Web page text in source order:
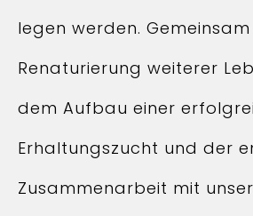
legen werden.
Renaturierung weiterer
dem Aufbau einer
Erhaltungszucht und der
Zusammenarbeit mit